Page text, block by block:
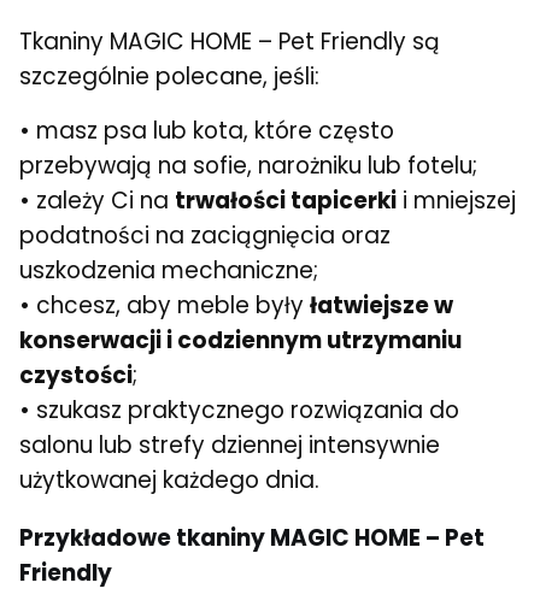
Tkaniny MAGIC HOME – Pet Friendly są
szczególnie polecane, jeśli:
• masz psa lub kota, które często
przebywają na sofie, narożniku lub fotelu;
• zależy Ci na trwałości tapicerki i mniejszej
podatności na zaciągnięcia oraz
uszkodzenia mechaniczne;
• chcesz, aby meble były łatwiejsze w
konserwacji i codziennym utrzymaniu
czystości;
• szukasz praktycznego rozwiązania do
salonu lub strefy dziennej intensywnie
użytkowanej każdego dnia.
Przykładowe tkaniny MAGIC HOME – Pet
Friendly